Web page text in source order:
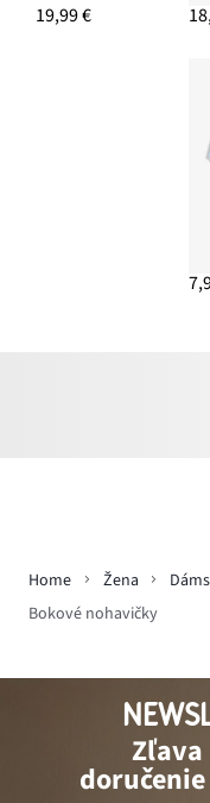
19,99 €
Home Žena
Bokové nohavičky
Zľava